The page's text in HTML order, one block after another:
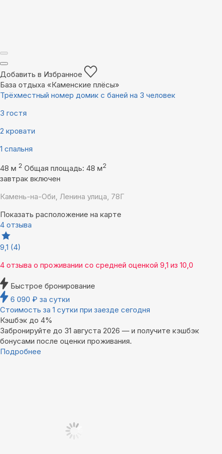
Добавить в Избранное
База отдыха «Каменские плëсы»
Трёхместный номер домик с баней на 3 человек
3 гостя
2 кровати
1 спальня
48 м 2 Общая площадь: 48 м2
завтрак включен
Камень-на-Оби, Ленина улица, 78Г
Показать расположение на карте
4 отзыва
9,1 (4)
4 отзыва о проживании со средней оценкой 9,1 из 10,0
Быстрое бронирование
6 090 ₽ за сутки
Стоимость за 1 сутки при заезде сегодня
Кэшбэк до 4%
Забронируйте до 31 августа 2026 — и получите кэшбэк
бонусами после оценки проживания.
Подробнее